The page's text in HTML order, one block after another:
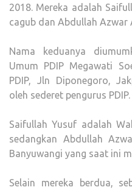
2018. Mereka adalah
cagub dan Abdullah Azwar
Nama keduanya
Umum PDIP Megawati
PDIP, Jln Diponegoro,
oleh sederet pengurus PDIP.
Saifullah Yusuf adalah
sedangkan Abdullah
Banyuwangi yang saat ini
Selain mereka berdua,